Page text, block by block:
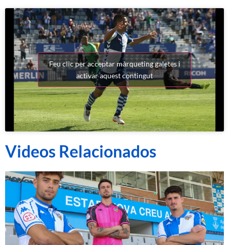
Feu clic per acceptar màrqueting galetes i
activar aquest contingut
Videos Relacionados